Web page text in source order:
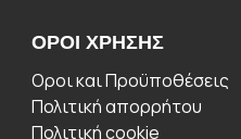
ΟΡΟΙ ΧΡΉΣΗΣ
Οροι και Προϋποθέσεις
Πολιτική απορρήτου
Πολιτική cookie